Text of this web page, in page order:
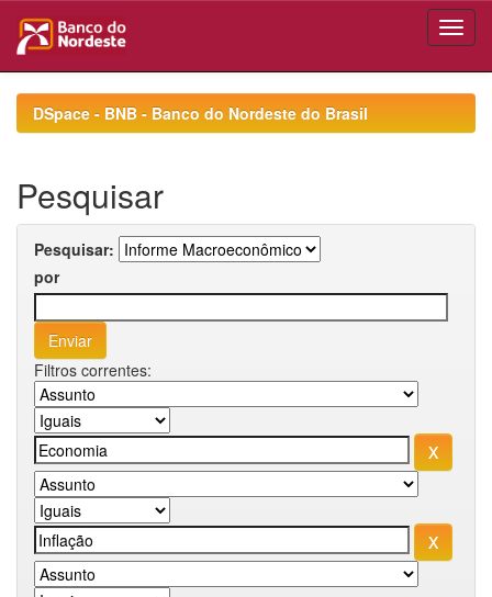
navigationDSpace - BNB - Banco do Nordeste do Brasil
Pesquisar
Pesquisar:
por
Filtros correntes: